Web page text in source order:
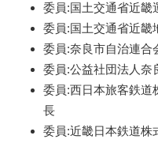
委員:国土交通省近畿
委員:国土交通省近畿
委員:奈良市自治連合
委員:公益社団法人奈
委員:西日本旅客鉄道
長
委員:近畿日本鉄道株